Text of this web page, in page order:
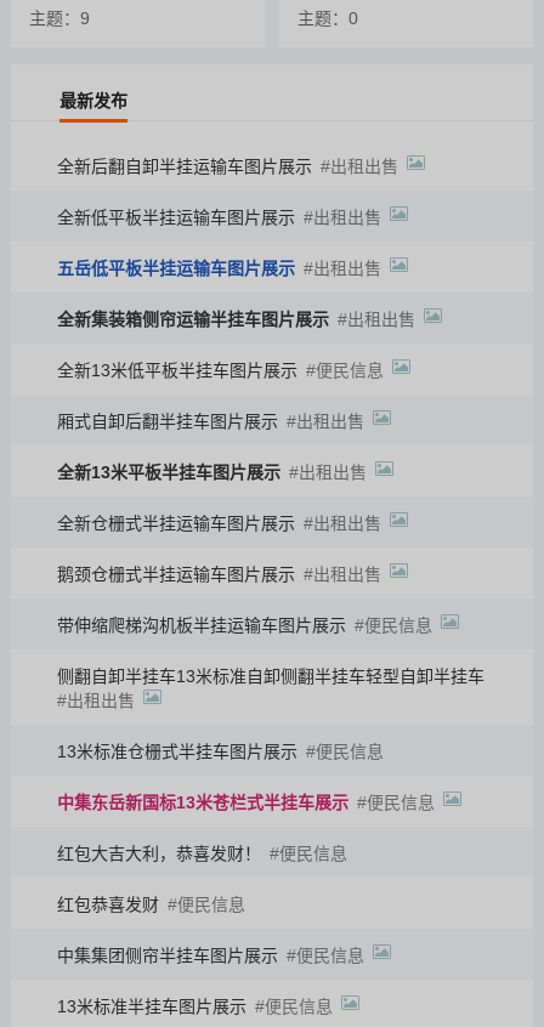
主题：9 主题：0
最新发布
全新后翻自卸半挂运输车图片展示 出租出售
全新低平板半挂运输车图片展示 出租出售
五岳低平板半挂运输车图片展示 出租出售
全新集装箱侧帘运输半挂车图片展示 出租出售
全新13米低平板半挂车图片展示 便民信息
厢式自卸后翻半挂车图片展示 出租出售
全新13米平板半挂车图片展示 出租出售
全新仓栅式半挂运输车图片展示 出租出售
鹅颈仓栅式半挂运输车图片展示 出租出售
带伸缩爬梯沟机板半挂运输车图片展示 便民信息
侧翻自卸半挂车13米标准自卸侧翻半挂车轻型自卸半挂车
出租出售
13米标准仓栅式半挂车图片展示 便民信息
中集东岳新国标13米苍栏式半挂车展示 便民信息
红包大吉大利，恭喜发财！ 便民信息
红包恭喜发财 便民信息
中集集团侧帘半挂车图片展示 便民信息
13米标准半挂车图片展示 便民信息